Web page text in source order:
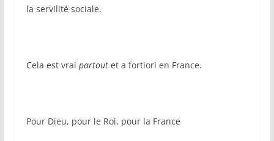
la servilité sociale.
Cela est vrai partoutet a fortiori en France.
Pour Dieu, pour le Roi, pour la France